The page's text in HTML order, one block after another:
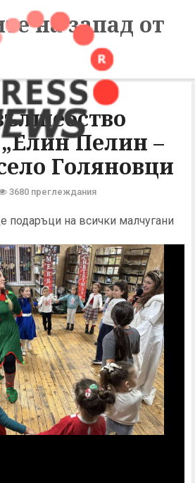
на запад от
Пелин –
Голяновци
3680 преглеждания
подаръци на всички малчугани